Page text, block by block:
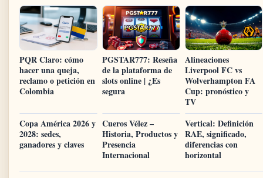
PQR Claro: cómo
hacer una queja,
reclamo o petición en
Colombia
PGSTAR777: Reseña
de la plataforma de
slots online | ¿Es
segura
Alineaciones
Liverpool FC vs
Wolverhampton FA
Cup: pronóstico y
TV
Copa América 2026 y
2028: sedes,
ganadores y claves
Cueros Vélez –
Historia, Productos y
Presencia
Internacional
Vertical: Definición
RAE, significado,
diferencias con
horizontal